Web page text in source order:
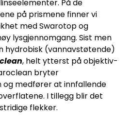
På de
på prismene finner vi
med Swarotop og
lysgjennomgang. Sist men
hydrobisk (vannavstøtende)
, helt ytterst på objektiv-
bryter
medfører at innfallende
I tillegg blir det
flekker.